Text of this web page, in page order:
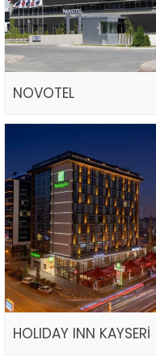
NOVOTEL
HOLIDAY INN KAYSERİ